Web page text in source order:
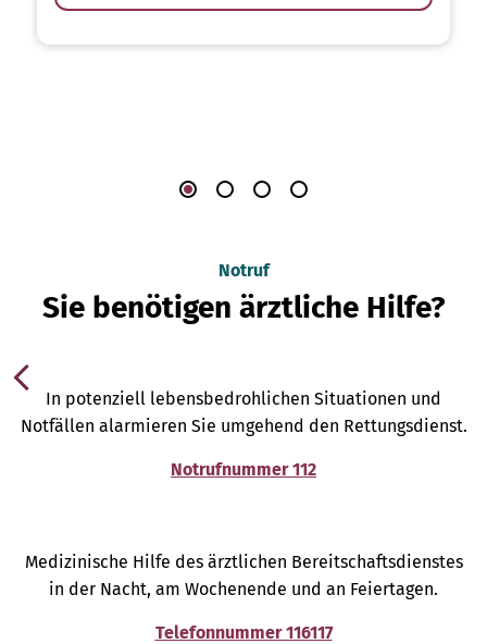
Notruf
Sie benötigen ärztliche Hilfe?
In potenziell lebensbedrohlichen Situationen und
Notfällen alarmieren Sie umgehend den Rettungsdienst.
Notrufnummer 112
Medizinische Hilfe des ärztlichen Bereitschaftsdienstes
in der Nacht, am Wochenende und an Feiertagen.
Telefonnummer 116117